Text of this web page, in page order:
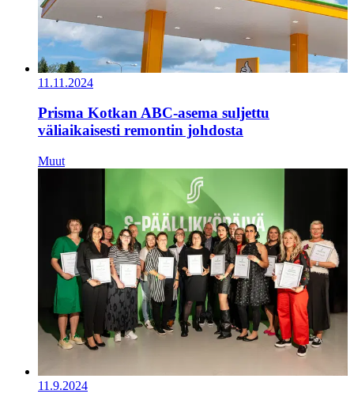
11.11.2024
Prisma Kotkan ABC-asema suljettu
väliaikaisesti remontin johdosta
Muut
11.9.2024